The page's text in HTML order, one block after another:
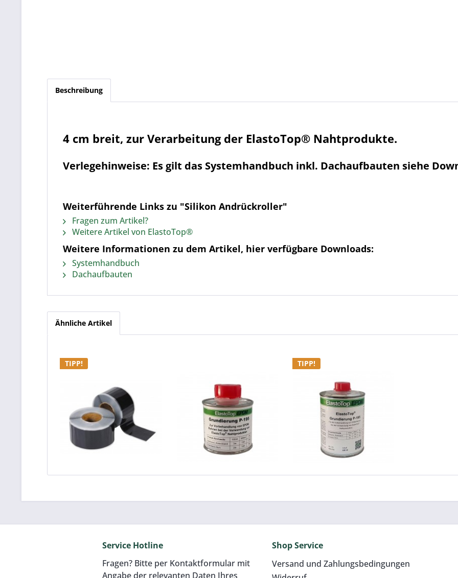
Beschreibung
4 cm breit, zur Verarbeitung der ElastoTop® Nahtprodukte.
Verlegehinweise: Es gilt das Systemhandbuch inkl. Dachaufbauten siehe
Weiterführende Links zu "Silikon Andrückroller"
Fragen zum Artikel?
Weitere Artikel von ElastoTop®
Weitere Informationen zu dem Artikel, hier verfügbare Downloads:
Systemhandbuch
Dachaufbauten
Ähnliche Artikel
TIPP!
Nahtband EPDM
breit (nur mit...
8,50 € pro m
100 ml Grundierung
Inhalt0.1 Liter(119,00 € / 1 Liter)
TIPP!
Grundierung 500 ml
Inhalt0.5 Liter(43,80 € / 1 Liter)
Service Hotline
Fragen? Bitte per Kontaktformular mit
Angabe der relevanten Daten Ihres
Shop Service
Versand und Zahlungsbedingungen